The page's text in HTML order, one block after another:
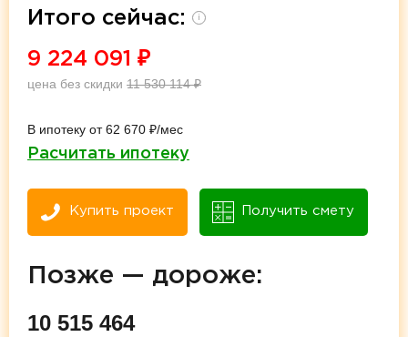
Итого сейчас: i
9 224 091 ₽
цена без скидки 11 530 114₽
В ипотеку от 62 670 ₽/мес
Расчитать ипотеку
Купить проект Получить смету
Позже — дороже:
10 515 464